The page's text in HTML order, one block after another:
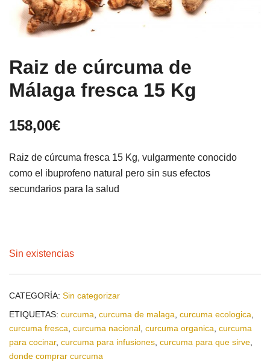
Raiz de cúrcuma de
Málaga fresca 15 Kg
158,00€
Raiz de cúrcuma fresca 15 Kg, vulgarmente conocido
como el ibuprofeno natural pero sin sus efectos
secundarios para la salud
Sin existencias
CATEGORÍA: Sin categorizar
ETIQUETAS: curcuma, curcuma de malaga, curcuma ecologica,
curcuma fresca, curcuma nacional, curcuma organica, curcuma
para cocinar, curcuma para infusiones, curcuma para que sirve,
donde comprar curcuma